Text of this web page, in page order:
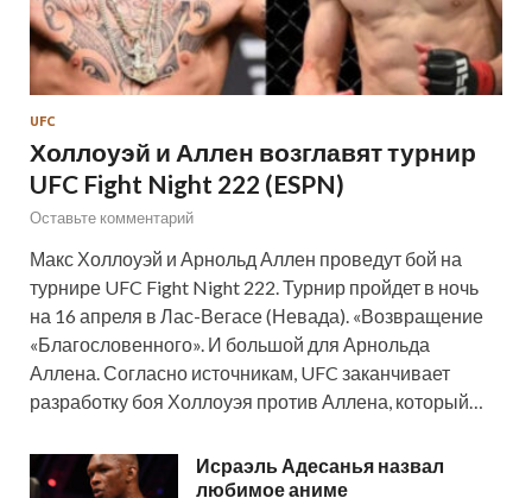
UFC
Холлоуэй и Аллен возглавят турнир
UFC Fight Night 222 (ESPN)
Оставьте комментарий
Макс Холлоуэй и Арнольд Аллен проведут бой на
турнире UFC Fight Night 222. Турнир пройдет в ночь
на 16 апреля в Лас-Вегасе (Невада). «Возвращение
«Благословенного». И большой для Арнольда
Аллена. Согласно источникам, UFC заканчивает
разработку боя Холлоуэя против Аллена, который…
Исраэль Адесанья назвал
любимое аниме